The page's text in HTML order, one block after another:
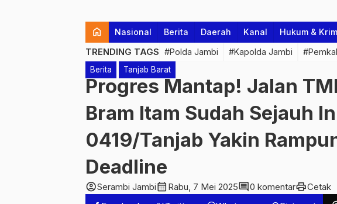
home Nasional Berita Daerah Kanal Hukum &
TRENDING TAGS #Polda Jambi #Kapolda Jambi
Berita Tanjab Barat
Progres Mantap! Jalan
Bram Itam Sudah Sejauh
0419/Tanjab Yakin
Deadline
account_circleSerambi Jambicalendar_month Rabu, 7 Mei 2025comment0 komentarprintCetak